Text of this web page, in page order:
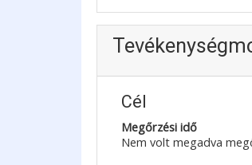
Cél
Megőrzési idő
Nem volt megadva